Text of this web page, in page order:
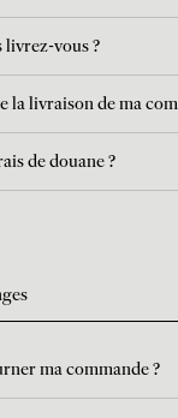
livrez-vous ?
la livraison de ma
de douane ?
ma commande ?